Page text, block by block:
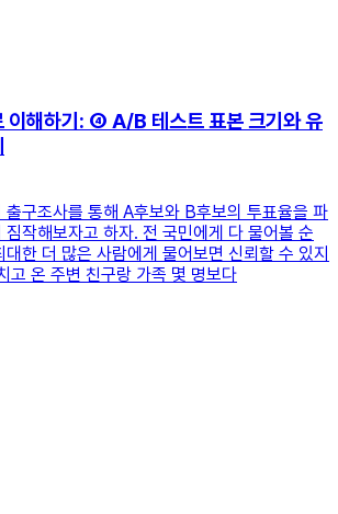
이해하기: ④ A/B 테스트 표본 크기와 유
출구조사를 통해 A후보와 B후보의 투표율을 파
작해보자고 하자. 전 국민에게 다 물어볼 순
한 더 많은 사람에게 물어보면 신뢰할 수 있지
고 온 주변 친구랑 가족 몇 명보다